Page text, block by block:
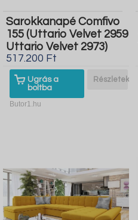
Sarokkanapé Comfivo
155 (Uttario Velvet 2959
Uttario Velvet 2973)
517.200 Ft
Ugrás a
boltba
Részletek
Butor1.hu